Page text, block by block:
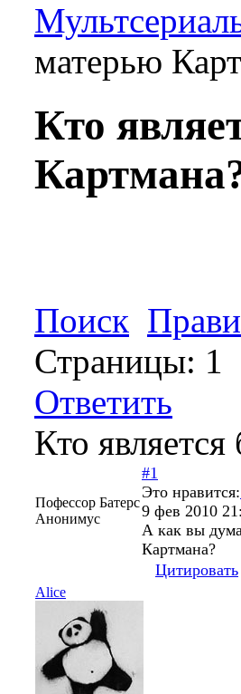
матерью
Кто
Поиск
Страницы: 1
Ответить
Кто
Пофессор Батерс
Анонимус
#1
Это нравится:
9 фев 2010
А как вы
Картмана?
Цитировать
Alice